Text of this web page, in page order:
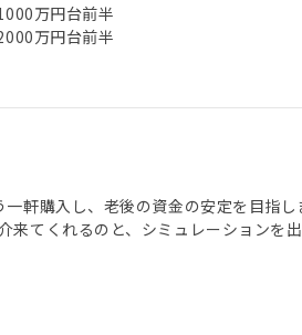
万円台前半
万円台前半
軒購入し、老後の資金の安定を目指
来てくれるのと、シミュレーションを